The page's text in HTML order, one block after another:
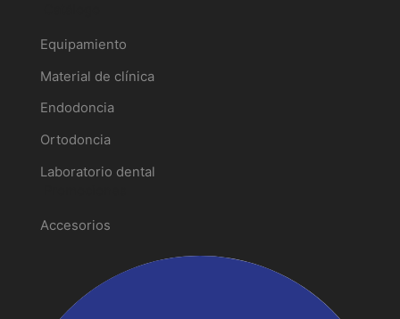
Equipamiento
Material de clínica
Endodoncia
Ortodoncia
Laboratorio dental
Accesorios